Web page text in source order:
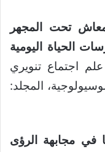
تحت المجهر
الحياة اليومية
اجتماع تنويري
المجلد:
في مجابهة الرؤى